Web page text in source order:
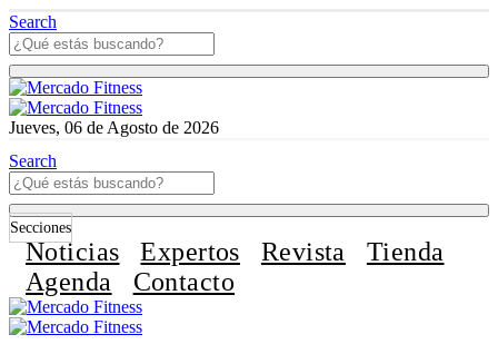
Search
Jueves, 06 de Agosto de 2026
Search
Secciones
Noticias Expertos Revista
Tienda
Agenda
Contacto